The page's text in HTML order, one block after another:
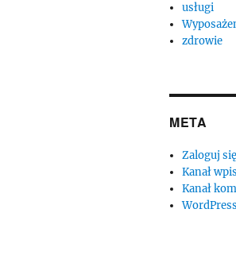
usługi
zdrowie
META
Zaloguj się
Kanał
Kanał